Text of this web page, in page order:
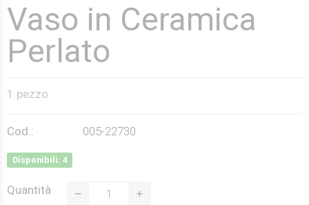
Vaso in Ceramica
Perlato
1 pezzo
Cod.: 005-22730
Disponibili: 4
Quantità